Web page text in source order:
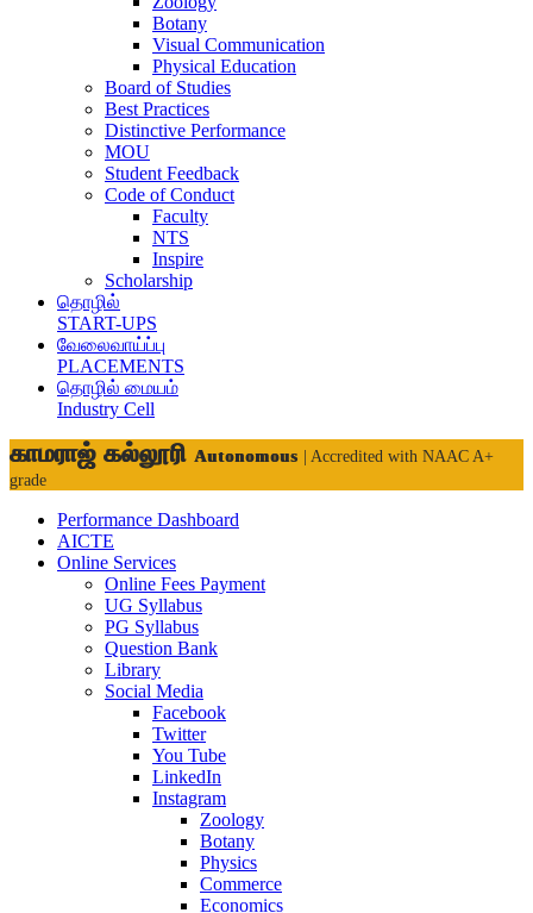
Botany
Visual Communication
Physical Education
Board of Studies
Best Practices
Distinctive Performance
MOU
Student Feedback
Code of Conduct
Faculty
NTS
Inspire
Scholarship
தொழில்
START-UPS
வேலைவாய்ப்பு
PLACEMENTS
தொழில் மையம்
Industry Cell
காமராஜ் கல்லூரி Autonomous
| Accredited with NAAC A+
grade
Performance Dashboard
AICTE
Online Services
Online Fees Payment
UG Syllabus
PG Syllabus
Question Bank
Library
Social Media
Facebook
Twitter
You Tube
LinkedIn
Instagram
Zoology
Botany
Physics
Commerce
Economics